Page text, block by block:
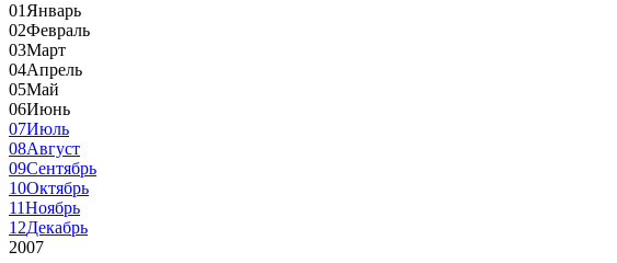
01 Январь
02Февраль
03Март
04Апрель
05Май
06Июнь
07Июль
08Август
09Сентябрь
10Октябрь
11Ноябрь
12Декабрь
2007